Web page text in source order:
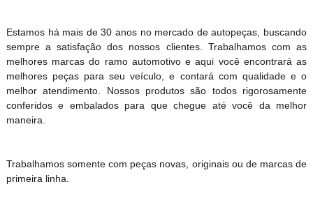
Estamos há mais de 30 anos no mercado de autopeças, buscando
sempre a satisfação dos nossos clientes. Trabalhamos com as
melhores marcas do ramo automotivo e aqui você encontrará as
melhores peças para seu veículo, e contará com qualidade e o
melhor atendimento. Nossos produtos são todos rigorosamente
conferidos e embalados para que chegue até você da melhor
maneira.
Trabalhamos somente com peças novas, originais ou de marcas de
primeira linha.